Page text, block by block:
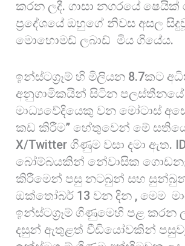
කරන ලදී. ගාසා නගරයේ ෂෙයික්
ප්‍රදේශයේ ඔහුගේ නිවස අසල
මොහොමඩ් ලබාඩ් මිය ගියේය.
ඉන්ස්ටග්‍රෑම් හි මිලියන 8.7කට
අනුගාමිකයින් සිටින පලස්තීනයේ
මාධ්‍යවේදියෙකු වන මෝටාස්
කඩ කිරීම” හේතුවෙන් මේ
X/Twitter ගිණුම වසා දමා ඇත.
බෝම්බයකින් නේවාසික
කිරීමෙන් පසු නටබුන් සහ
ඔක්තෝබර් 13 වන දින , මෙම
ඉන්ස්ටග්‍රෑම් ගිණුමෙහි පළ කරන
දසුන් ඇතුළත් වීඩියෝවකින්